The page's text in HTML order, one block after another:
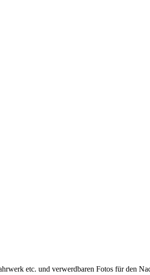
etc. und verwerdbaren Fotos für den